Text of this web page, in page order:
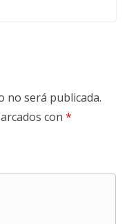
no será publicada.
con *